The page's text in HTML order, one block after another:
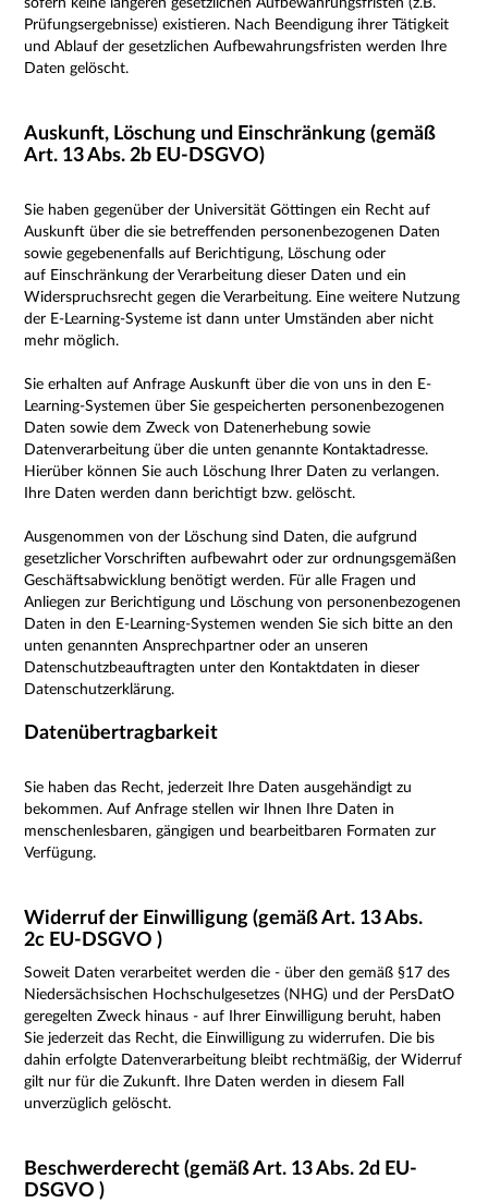
sofern keine längeren gesetzlichen Aufbewahrungsfristen (z.B.
Prüfungsergebnisse) existieren. Nach Beendigung ihrer Tätigkeit
und Ablauf der gesetzlichen Aufbewahrungsfristen werden Ihre
Daten gelöscht.
Auskunft, Löschung und Einschränkung (gemäß
Art. 13 Abs. 2b EU-DSGVO)
Sie haben gegenüber der Universität Göttingen ein Recht auf
Auskunft über die sie betreffenden personenbezogenen Daten
sowie gegebenenfalls auf Berichtigung, Löschung oder
auf Einschränkung der Verarbeitung dieser Daten und ein
Widerspruchsrecht gegen die Verarbeitung. Eine weitere Nutzung
der E-Learning-Systeme ist dann unter Umständen aber nicht
mehr möglich.
Sie erhalten auf Anfrage Auskunft über die von uns in den E-
Learning-Systemen über Sie gespeicherten personenbezogenen
Daten sowie dem Zweck von Datenerhebung sowie
Datenverarbeitung über die unten genannte Kontaktadresse.
Hierüber können Sie auch Löschung Ihrer Daten zu verlangen.
Ihre Daten werden dann berichtigt bzw. gelöscht.
Ausgenommen von der Löschung sind Daten, die aufgrund
gesetzlicher Vorschriften aufbewahrt oder zur ordnungsgemäßen
Geschäftsabwicklung benötigt werden. Für alle Fragen und
Anliegen zur Berichtigung und Löschung von personenbezogenen
Daten in den E-Learning-Systemen wenden Sie sich bitte an den
unten genannten Ansprechpartner oder an unseren
Datenschutzbeauftragten unter den Kontaktdaten in dieser
Datenschutzerklärung.
Datenübertragbarkeit
Sie haben das Recht, jederzeit Ihre Daten ausgehändigt zu
bekommen. Auf Anfrage stellen wir Ihnen Ihre Daten in
menschenlesbaren, gängigen und bearbeitbaren Formaten zur
Verfügung.
Widerruf der Einwilligung (gemäß Art. 13 Abs.
2c EU-DSGVO )
Soweit Daten verarbeitet werden die - über dengemäß §17 des
Niedersächsischen Hochschulgesetzes (NHG) und der PersDatO
geregelten Zweck hinaus -auf Ihrer Einwilligung beruht, haben
Sie jederzeit das Recht, die Einwilligung zu widerrufen. Die bis
dahin erfolgte Datenverarbeitung bleibt rechtmäßig, der Widerruf
gilt nur für die Zukunft. Ihre Daten werden in diesem Fall
unverzüglich gelöscht.
Beschwerderecht (gemäß Art. 13 Abs. 2d EU-
DSGVO )